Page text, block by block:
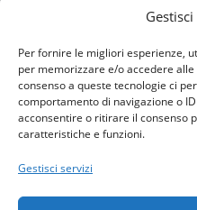
Per fornire le migliori esperienze,
per memorizzare e/o accedere
consenso a queste tecnologie ci
comportamento di navigazione o
acconsentire o ritirare il consenso
caratteristiche e funzioni.
Gestisci servizi
Cookie Policy (UE)
Contatti
Contact Info